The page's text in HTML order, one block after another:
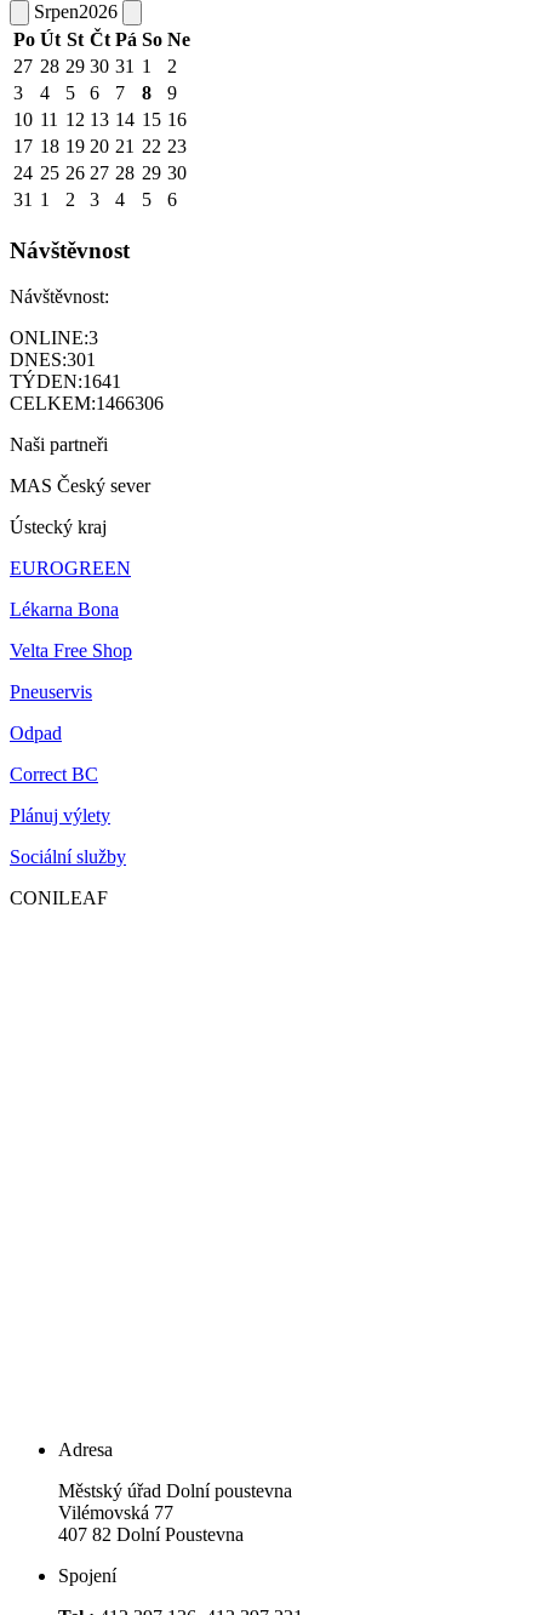
Srpen2026
Po Út St Čt Pá So Ne
27 28 29 30 31 1
2
3
4 5 6 7 8
9
10 11 12 13 14 15 16
17 18 19 20 21 22 23
24 25 26 27 28 29 30
31 1 2 3 4 5 6
Návštěvnost
Návštěvnost:
ONLINE:3
DNES:301
TÝDEN:1641
CELKEM:1466306
Naši partneři
MAS Český sever
Ústecký kraj
EUROGREEN
Lékarna Bona
Velta Free Shop
Pneuservis
Odpad
Correct BC
Plánuj výlety
Sociální služby
CONILEAF
Adresa
Městský úřad Dolní poustevna
Vilémovská 77
407 82 Dolní Poustevna
Spojení